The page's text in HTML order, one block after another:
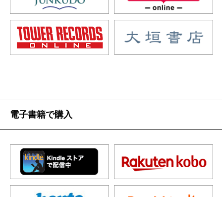
電子書籍で購入